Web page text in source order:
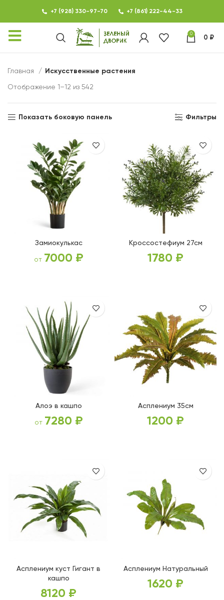
+7 (928) 330-97-70 +7 (861) 222-44-33
0
0 ₽
Главная Искусственные растения
Отображение 1–12 из 542
Показать боковую панель Фильтры
Замиокулькас
от 7000 ₽
Кроссостефиум 27см
1780 ₽
Алоэ в кашпо
от 7280 ₽
Асплениум 35см
1200 ₽
Асплениум куст Гигант в
кашпо
8120 ₽
Асплениум Натуральный
1620 ₽
НОВОСТИ
О МАГАЗИНЕ ЗЕЛЕНЫЙ
ДВОРИК